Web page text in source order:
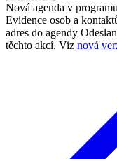
Nová agenda v
Evidence osob a
adres do agendy
těchto akcí. Viz nová